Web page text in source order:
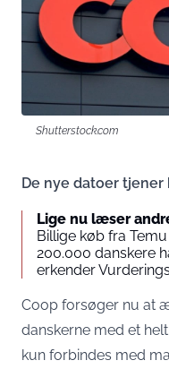
Shutterstock.com
De nye datoer
Lige nu læser
Billige køb fra
200.000 danskere
erkender
Coop forsøger nu at
danskerne med et
kun forbindes med